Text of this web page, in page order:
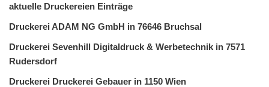
aktuelle Druckereien Einträge
Druckerei ADAM NG GmbH in 76646 Bruchsal
Druckerei Sevenhill Digitaldruck & Werbetechnik in 7571
Rudersdorf
Druckerei Druckerei Gebauer in 1150 Wien